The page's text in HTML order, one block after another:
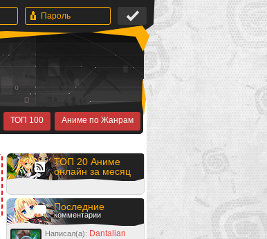
ТОП 100 Аниме по Жанрам
ТОП 20 Аниме
онлайн за месяц
Последние
комментарии
Написал(а): Dantalian